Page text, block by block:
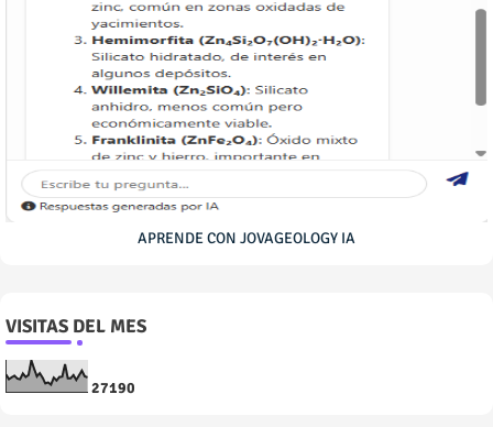
APRENDE CON JOVAGEOLOGY IA
VISITAS DEL MES
27190